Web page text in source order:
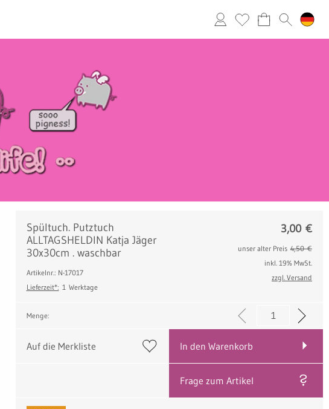
3,00€
Spültuch. Putztuch
ALLTAGSHELDIN Katja Jäger
30x30cm . waschbar
Artikelnr.: N-17017
Lieferzeit*: 1 Werktage
unser alter Preis 4,50 €
inkl. 19% MwSt.
zzgl. Versand
Menge:
Auf die Merkliste In den Warenkorb
Frage zum Artikel